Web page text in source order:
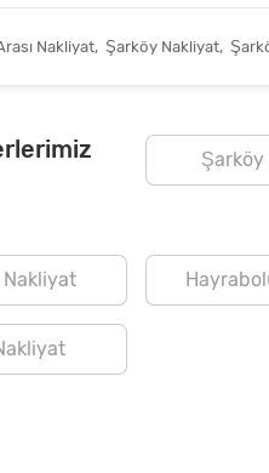
Nakliyat,Şarköy Nakliyat,
Nakliyat